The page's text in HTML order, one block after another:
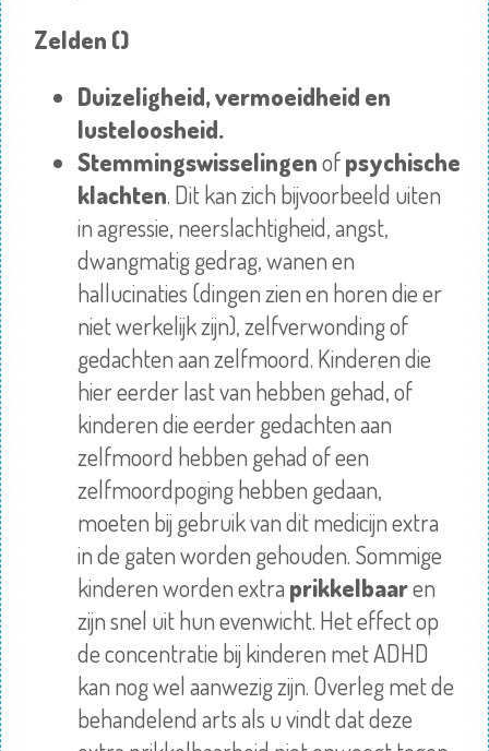
Zelden ()
Duizeligheid, vermoeidheid en
lusteloosheid.
Stemmingswisselingenofpsychische
klachten. Dit kan zich bijvoorbeeld uiten
in agressie, neerslachtigheid, angst,
dwangmatig gedrag, wanen en
hallucinaties (dingen zien en horen die er
niet werkelijk zijn), zelfverwonding of
gedachten aan zelfmoord. Kinderen die
hier eerder last van hebben gehad, of
kinderen die eerder gedachten aan
zelfmoord hebben gehad of een
zelfmoordpoging hebben gedaan,
moeten bij gebruik van dit medicijn extra
in de gaten worden gehouden. Sommige
kinderen worden extra prikkelbaaren
zijn snel uit hun evenwicht. Het effect op
de concentratie bij kinderen met ADHD
kan nog wel aanwezig zijn. Overleg met de
behandelend arts als u vindt dat deze